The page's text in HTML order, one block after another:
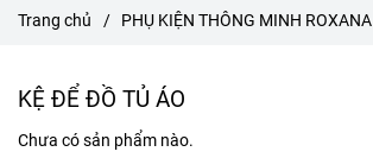
Trang chủ / PHỤ KIỆN THÔNG MINH ROXANA
KỆ ĐỂ ĐỒ TỦ ÁO
Chưa có sản phẩm nào.